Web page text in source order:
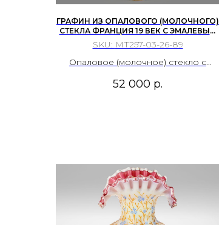
ГРАФИН ИЗ ОПАЛОВОГО (МОЛОЧНОГО)
СТЕКЛА ФРАНЦИЯ 19 ВЕК С ЭМАЛЕВЫМ
И ЗОЛОТЫМ ОРНАМЕНТОМ В СТИЛЕ
СЕВРА.
SKU: МТ257-03-26-89
Опаловое (молочное) стекло с
выдувание в форму, шлифовка,
52 000 р.